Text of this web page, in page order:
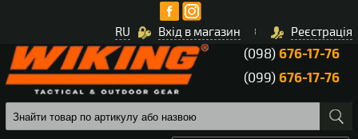
Вхід в магазин Реєстрація
RU
(098)676-17-76
(099)676-17-76